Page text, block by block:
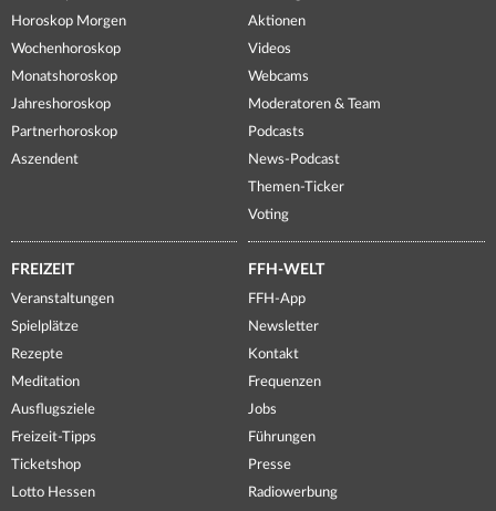
Horoskop Morgen
Wochenhoroskop
Monatshoroskop
Jahreshoroskop
Partnerhoroskop
Aszendent
Aktionen
Videos
Webcams
Moderatoren & Team
Podcasts
News-Podcast
Themen-Ticker
Voting
FREIZEIT
Veranstaltungen
Spielplätze
Rezepte
Meditation
Ausflugsziele
Freizeit-Tipps
Ticketshop
Lotto Hessen
FFH-WELT
FFH-App
Newsletter
Kontakt
Frequenzen
Jobs
Führungen
Presse
Radiowerbung